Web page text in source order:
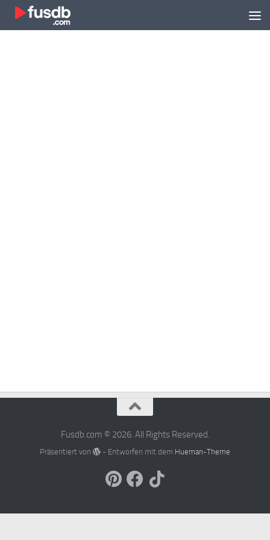
Zum Inhalt springen
Fusdb.com © 2026. All Rights Reserved.
Präsentiert von - Entworfen mit dem Hueman-Theme